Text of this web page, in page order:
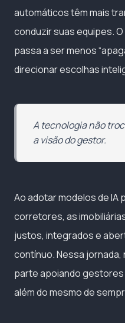
automáticos têm mais
conduzir suas equipes.
passa a ser menos
direcionar escolhas
A tecnologia não
a visão do gestor.
Ao adotar modelos de IA
corretores, as
justos, integrados e
contínuo. Nessa
parte apoiando
além do mesmo de